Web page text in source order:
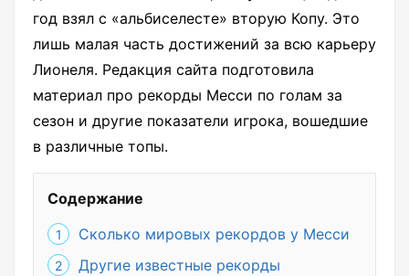
год взял с «альбиселесте» вторую Копу. Это
лишь малая часть достижений за всю карьеру
Лионеля. Редакция сайта подготовила
материал про рекорды Месси по голам за
сезон и другие показатели игрока, вошедшие
в различные топы.
Содержание
Сколько мировых рекордов у Месси
Другие известные рекорды